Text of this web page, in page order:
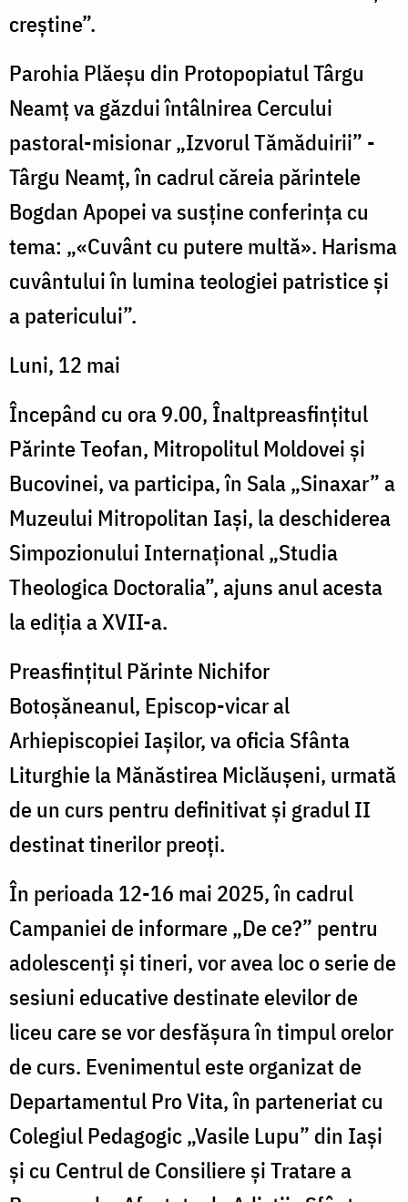
creștine”.
Parohia Plăeșu din Protopopiatul Târgu
Neamț va găzdui întâlnirea Cercului
pastoral-misionar „Izvorul Tămăduirii” -
Târgu Neamț, în cadrul căreia părintele
Bogdan Apopei va susține conferința cu
tema: „«Cuvânt cu putere multă». Harisma
cuvântului în lumina teologiei patristice și
a patericului”.
Luni, 12 mai
Începând cu ora 9.00, Înaltpreasfințitul
Părinte Teofan, Mitropolitul Moldovei și
Bucovinei, va participa, în Sala „Sinaxar” a
Muzeului Mitropolitan Iaşi, la deschiderea
Simpozionului Internațional „Studia
Theologica Doctoralia”, ajuns anul acesta
la ediția a XVII-a.
Preasfințitul Părinte Nichifor
Botoșăneanul, Episcop-vicar al
Arhiepiscopiei Iașilor, va oficia Sfânta
Liturghie la Mănăstirea Miclăușeni, urmată
de un curs pentru definitivat și gradul II
destinat tinerilor preoți.
În perioada 12-16 mai 2025, în cadrul
Campaniei de informare „De ce?” pentru
adolescenți și tineri, vor avea loc o serie de
sesiuni educative destinate elevilor de
liceu care se vor desfășura în timpul orelor
de curs. Evenimentul este organizat de
Departamentul Pro Vita, în parteneriat cu
Colegiul Pedagogic „Vasile Lupu” din Iași
și cu Centrul de Consiliere și Tratare a